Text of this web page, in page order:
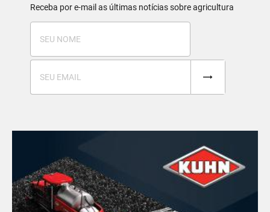
Receba por e-mail as últimas notícias sobre agricultura